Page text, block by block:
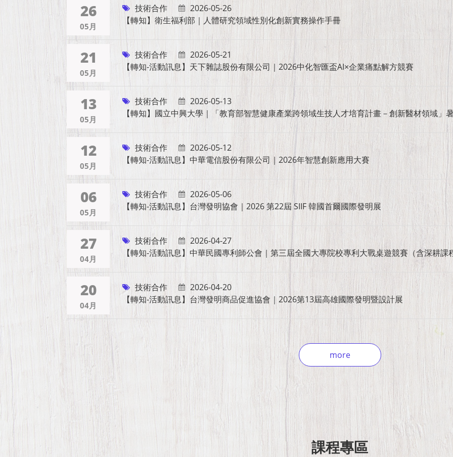
26
05月
技術合作
2026-05-26
【轉知】衛生福利部｜人體研究領域性別化創新實務操作手冊
21
05月
技術合作
2026-05-21
【轉知-活動訊息】天下雜誌股份有限公司｜2026中化智匯盃AI×企業痛點解方競賽
13
05月
技術合作
2026-05-13
【轉知】國立中興大學｜「教育部智慧健康產業跨領域生技人才培育計畫－創新醫材領域」
12
05月
技術合作
2026-05-12
【轉知-活動訊息】中華電信股份有限公司｜2026年智慧創新應用大賽
06
05月
技術合作
2026-05-06
【轉知-活動訊息】台灣發明協會｜2026 第22屆 SIIF 韓國首爾國際發明展
27
04月
技術合作
2026-04-27
【轉知-活動訊息】中華民國專利師公會｜第三屆全國大專院校專利大戰桌遊競賽（含深耕課
20
04月
技術合作
2026-04-20
【轉知-活動訊息】台灣發明商品促進協會｜2026第13屆高雄國際發明暨設計展
more
課程專區